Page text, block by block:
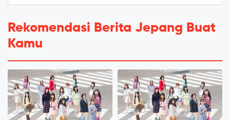
Rekomendasi Berita Jepang Buat
Kamu